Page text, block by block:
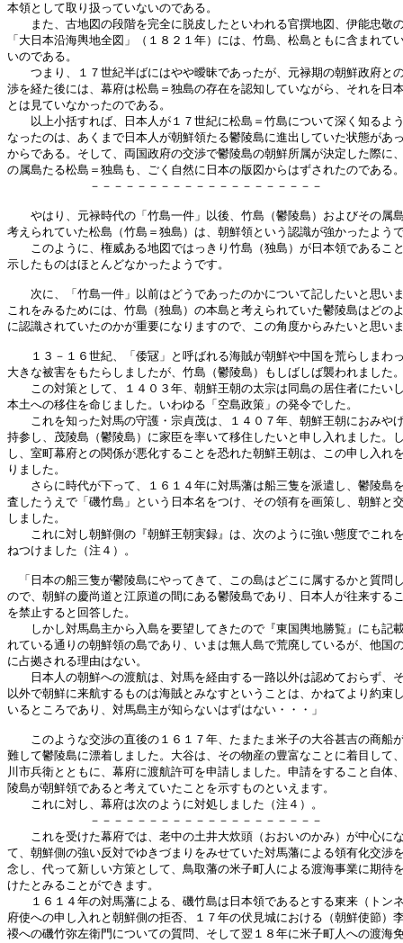
本領として取り扱っていないのである。
また、古地図の段階を完全に脱皮したといわれる官撰地図、伊能忠敬
「大日本沿海輿地全図」（１８２１年）には、竹島、松島ともに含まれて
いのである。
つまり、１７世紀半ばにはやや曖昧であったが、元禄期の朝鮮政府と
渉を経た後には、幕府は松島＝独島の存在を認知していながら、それを日
とは見ていなかったのである。
以上小括すれば、日本人が１７世紀に松島＝竹島について深く知るよ
なったのは、あくまで日本人が朝鮮領たる鬱陵島に進出していた状態があ
からである。そして、両国政府の交渉で鬱陵島の朝鮮所属が決定した際に
の属島たる松島＝独島も、ごく自然に日本の版図からはずされたのである
－－－－－－－－－－－－－－－－－－－－
やはり、元禄時代の「竹島一件」以後、竹島（鬱陵島）およびその属
考えられていた松島（竹島＝独島）は、朝鮮領という認識が強かったよう
このように、権威ある地図ではっきり竹島（独島）が日本領であるこ
示したものはほとんどなかったようです。
次に、「竹島一件」以前はどうであったのかについて記したいと思い
これをみるためには、竹島（独島）の本島と考えられていた鬱陵島はどの
に認識されていたのかが重要になりますので、この角度からみたいと思い
１３－１６世紀、「倭冦」と呼ばれる海賊が朝鮮や中国を荒らしまわ
大きな被害をもたらしましたが、竹島（鬱陵島）もしばしば襲われました
この対策として、１４０３年、朝鮮王朝の太宗は同島の居住者にたい
本土への移住を命じました。いわゆる「空島政策」の発令でした。
これを知った対馬の守護・宗貞茂は、１４０７年、朝鮮王朝におみや
持参し、茂陵島（鬱陵島）に家臣を率いて移住したいと申し入れました。
し、室町幕府との関係が悪化することを恐れた朝鮮王朝は、この申し入れ
りました。
さらに時代が下って、１６１４年に対馬藩は船三隻を派遣し、鬱陵島
査したうえで「磯竹島」という日本名をつけ、その領有を画策し、朝鮮と
しました。
これに対し朝鮮側の『朝鮮王朝実録』は、次のように強い態度でこれ
ねつけました（注４）。
「日本の船三隻が鬱陵島にやってきて、この島はどこに属するかと質問
ので、朝鮮の慶尚道と江原道の間にある鬱陵島であり、日本人が往来する
を禁止すると回答した。
しかし対馬島主から入島を要望してきたので『東国輿地勝覧』にも記
れている通りの朝鮮領の島であり、いまは無人島で荒廃しているが、他国
に占拠される理由はない。
日本人の朝鮮への渡航は、対馬を経由する一路以外は認めておらず、
以外で朝鮮に来航するものは海賊とみなすということは、かねてより約束
いるところであり、対馬島主が知らないはずはない・・・」
このような交渉の直後の１６１７年、たまたま米子の大谷甚吉の商船
難して鬱陵島に漂着しました。大谷は、その物産の豊富なことに着目して
川市兵衛とともに、幕府に渡航許可を申請しました。申請をすること自体
陵島が朝鮮領であると考えていたことを示すものといえます。
これに対し、幕府は次のように対処しました（注４）。
－－－－－－－－－－－－－－－－－－－－
これを受けた幕府では、老中の土井大炊頭（おおいのかみ）が中心に
て、朝鮮側の強い反対でゆきづまりをみせていた対馬藩による領有化交渉
念し、代って新しい方策として、鳥取藩の米子町人による渡海事業に期待
けたとみることができます。
１６１４年の対馬藩による、磯竹島は日本領であるとする東来（トン
府使への申し入れと朝鮮側の拒否、１７年の伏見城における（朝鮮使節）
禝への磯竹弥左衛門についての質問、そして翌１８年に米子町人への渡海